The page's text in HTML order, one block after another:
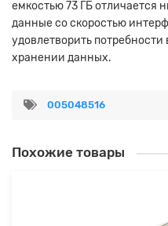
емкостью 73 ГБ отличается
данные со скоростью
удовлетворить
хранении данных.
005048516
Похожие товары